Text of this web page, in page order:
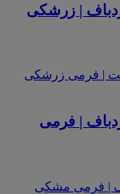
| زرشکی
| فرمی